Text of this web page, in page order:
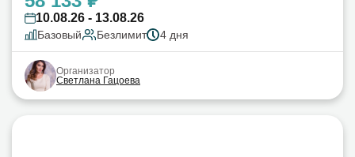
10.08.26 - 13.08.26
Базовый Безлимит 4 дня
Организатор
Светлана Гацоева